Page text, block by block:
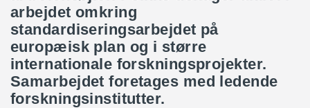
arbejdet omkring
standardiseringsarbejdet på
europæisk plan og i større
internationale forskningsprojekter.
Samarbejdet foretages med ledende
forskningsinstitutter.